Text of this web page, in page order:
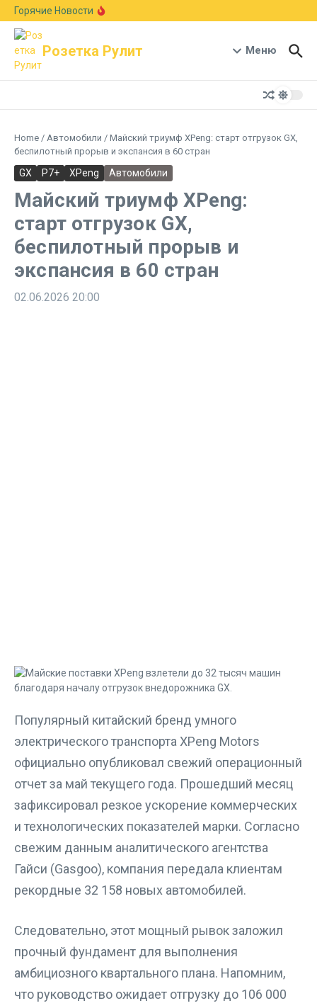
Перейти к содержанию
Горячие Новости
кроссовер X5 с мотором B58 и запасом хода
1000 км
Розетка Рулит Меню
Home / Автомобили / Майский триумф XPeng: старт отгрузок GX,
беспилотный прорыв и экспансия в 60 стран
GX P7+ XPeng Автомобили
Майский триумф XPeng:
старт отгрузок GX,
беспилотный прорыв и
экспансия в 60 стран
02.06.2026 20:00
Популярный китайский бренд умного
электрического транспорта XPeng Motors
официально опубликовал свежий операционный
отчет за май текущего года. Прошедший месяц
зафиксировал резкое ускорение коммерческих
и технологических показателей марки. Согласно
свежим данным аналитического агентства
Гайси (Gasgoo), компания передала клиентам
рекордные 32 158 новых автомобилей.
Следовательно, этот мощный рывок заложил
прочный фундамент для выполнения
амбициозного квартального плана. Напомним,
что руководство ожидает отгрузку до 106 000